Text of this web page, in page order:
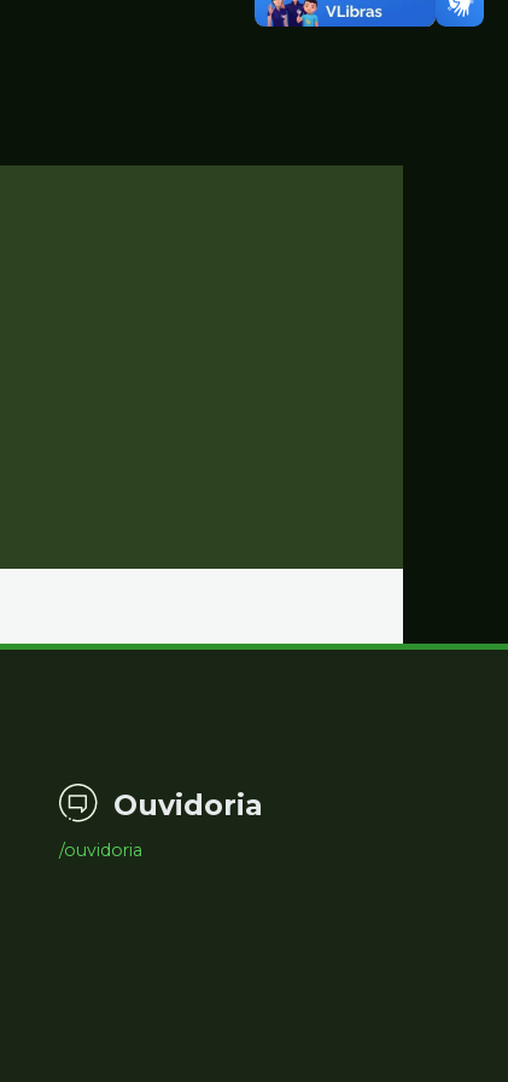
Ouvidoria
/ouvidoria